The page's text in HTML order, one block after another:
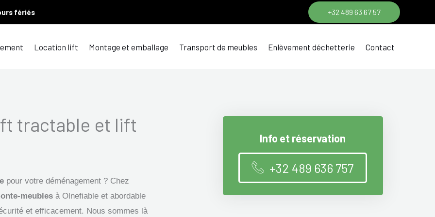
fériés +32 489 63 67 57
Location lift Montage et emballage Transport de meubles Enlèvement déchetterie Contact
tractable et lift
pour votre déménagement ? Chez
meubles à Olnefiable et abordable
et efficacement. Nous sommes là
Info et réservation
+32 489 636 757